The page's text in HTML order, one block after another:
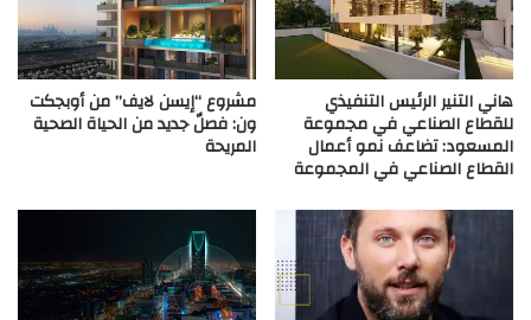
هاني التنير الرئيس التنفيذي
للقطاع الصناعي في مجموعة
المسعود: تضاعف نمو أعمال
القطاع الصناعي في المجموعة
مشروع “إيسن لايف” من أوبجكت
ون: فصلٌ جديد من الحياة الصحية
المريحة